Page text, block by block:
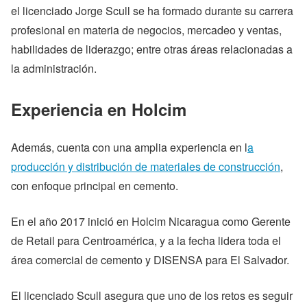
el licenciado Jorge Scull se ha formado durante su carrera
profesional en materia de negocios, mercadeo y ventas,
habilidades de liderazgo; entre otras áreas relacionadas a
la administración.
Experiencia en Holcim
Además, cuenta con una amplia experiencia en la
producción y distribución de materiales de construcción,
con enfoque principal en cemento.
En el año 2017 inició en Holcim Nicaragua como Gerente
de Retail para Centroamérica, y a la fecha lidera toda el
área comercial de cemento y DISENSA para El Salvador.
El licenciado Scull asegura que uno de los retos es seguir